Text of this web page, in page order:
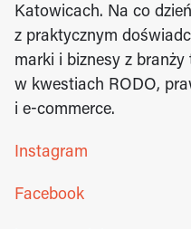
Katowicach. Na co
z praktycznym
marki i biznesy z
w kwestiach RODO,
i e-commerce.
Instagram
Facebook